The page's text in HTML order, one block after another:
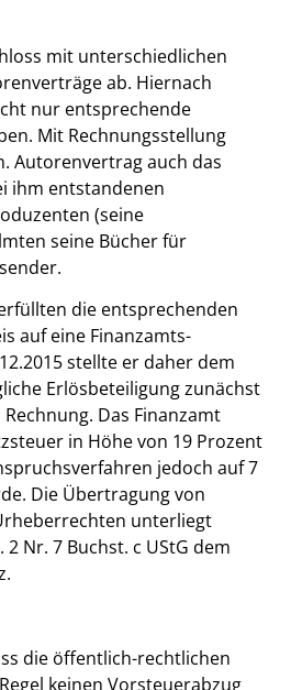
mit unterschiedlichen
ab. Hiernach
nur entsprechende
Mit Rechnungsstellung
Autorenvertrag auch das
ihm entstandenen
(seine
seine Bücher für
die entsprechenden
auf eine Finanzamts-
stellte er daher dem
Erlösbeteiligung zunächst
Das Finanzamt
in Höhe von 19 Prozent
jedoch auf 7
Die Übertragung von
unterliegt
2 Nr. 7 Buchst. c UStG dem
die öffentlich-rechtlichen
keinen Vorsteuerabzug